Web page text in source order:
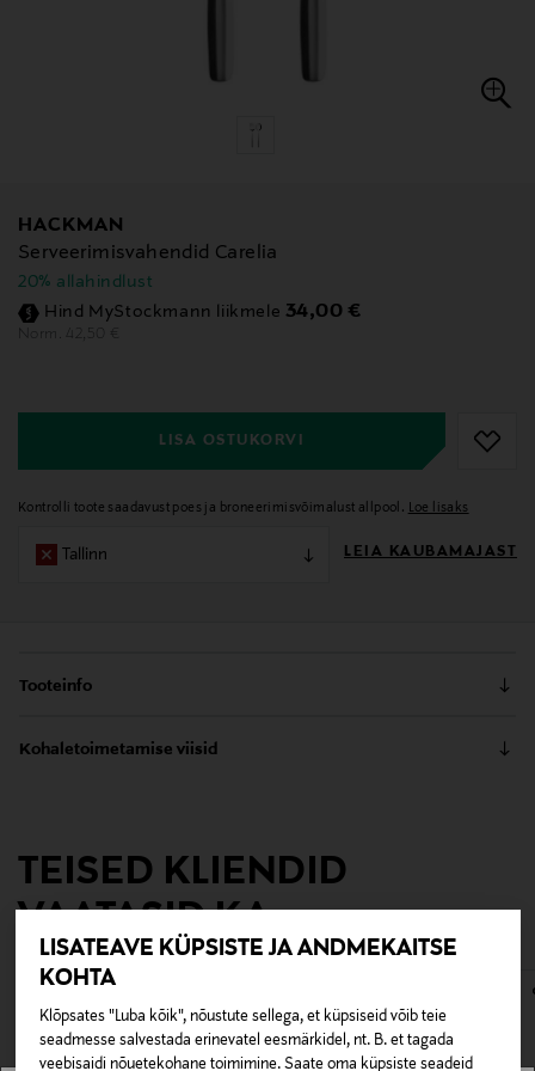
LISATEAVE KÜPSISTE JA ANDMEKAITSE
KOHTA
Klõpsates "Luba kõik", nõustute sellega, et küpsiseid võib teie
seadmesse salvestada erinevatel eesmärkidel, nt. B. et tagada
veebisaidi nõuetekohane toimimine. Saate oma küpsiste seadeid
HACKMAN
Serveerimisvahendid Carelia
20% allahindlust
Hind MyStockmann liikmele Discounted Price
34,00 €
Norm. Original Price
42,50 €
LISA OSTUKORVI
Kontrolli toote saadavust poes ja broneerimisvõimalust allpool. Loe lisaks
Tallinn LEIA KAUBAMAJAST
Tooteinfo
sobivad nii igapäevasteks kui ka pidulikeks puhkudeks.
Tootenumber
117719079
Tootja
Fiskars Oyj
Tootja aadress
Kohaletoimetamise viisid
Tarnimine pakiautomaati või postkontorisse
TEISED KLIENDID
VAATASID KA